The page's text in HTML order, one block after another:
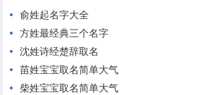
俞姓起名字大全
方姓最经典三个名字
沈姓诗经楚辞取名
苗姓宝宝取名简单大气
柴姓宝宝取名简单大气